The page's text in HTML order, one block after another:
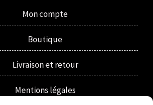
Mon compte
Boutique
Livraison et retour
Mentions légales